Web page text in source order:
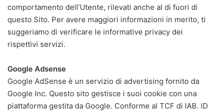
comportamento dell’Utente, rilevati anche al di fuori di
questo Sito. Per avere maggiori informazioni in merito, ti
suggeriamo di verificare le informative privacy dei
rispettivi servizi.
Google Adsense
Google AdSense è un servizio di advertising fornito da
Google Inc. Questo sito gestisce i suoi cookie con una
piattaforma gestita da Google. Conforme al TCF di IAB. ID